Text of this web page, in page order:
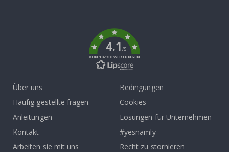
4.1/5
VON 1029 BEWERTUNGEN
Über uns
Häufig gestellte fragen
Anleitungen
Kontakt
Arbeiten sie mit uns
Bedingungen
Cookies
Lösungen für Unternehmen
#yesnamly
Recht zu stornieren